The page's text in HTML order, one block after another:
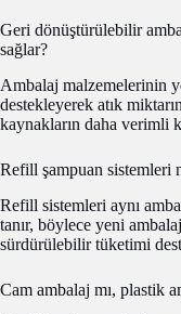
Geri dönüştürülebilir
sağlar?
Ambalaj malzemelerinin
destekleyerek atık
kaynakların daha verimli
Refill şampuan sistemleri
Refill sistemleri aynı
tanır, böylece yeni
sürdürülebilir tüketimi
Cam ambalaj mı, plastik